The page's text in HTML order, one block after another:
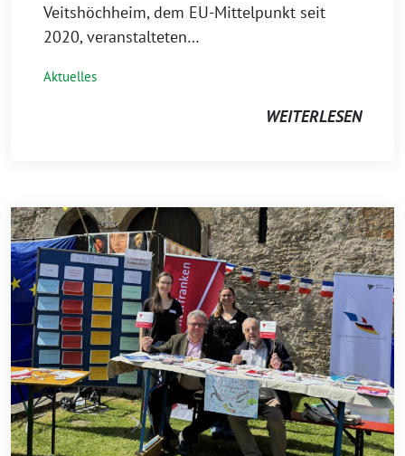
Veitshöchheim, dem EU-Mittelpunkt seit
2020, veranstalteten…
Aktuelles
WEITERLESEN